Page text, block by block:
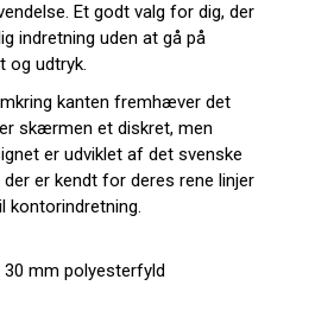
Et godt valg for dig, der
indretning uden at gå på
og udtryk.
kanten fremhæver det
skærmen et diskret, men
er udviklet af det svenske
er kendt for deres rene linjer
kontorindretning.
30 mm polyesterfyld